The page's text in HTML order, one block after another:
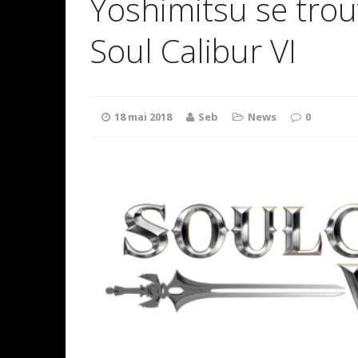
Yoshimitsu se
Soul Calibur VI
18 mai 2018 Seb News 0